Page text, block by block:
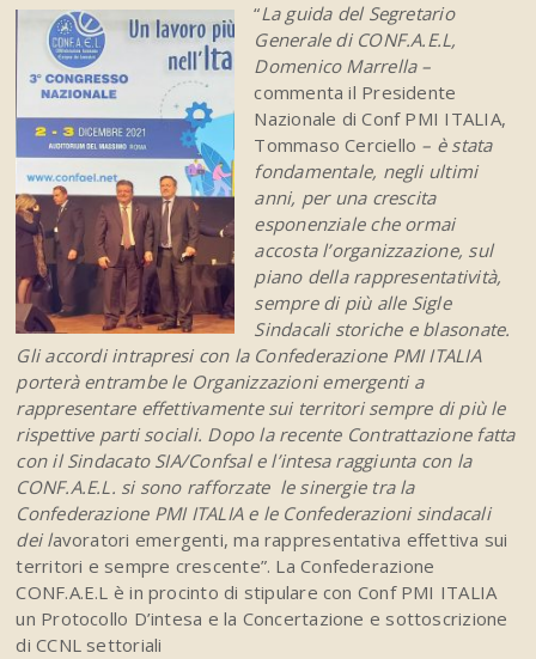
“La guida del Segretario
Generale di CONF.A.E.L,
Domenico Marrella –
commenta il Presidente
Nazionale di Conf PMI ITALIA,
Tommaso Cerciello – è stata
fondamentale, negli ultimi
anni, per una crescita
esponenziale che ormai
accosta l’organizzazione, sul
piano della rappresentatività,
sempre di più alle Sigle
Sindacali storiche e blasonate.
Gli accordi intrapresi con la Confederazione PMI ITALIA
porterà entrambe le Organizzazioni emergenti a
rappresentare effettivamente sui territori sempre di più le
rispettive parti sociali. Dopo la recente Contrattazione fatta
con il Sindacato SIA/Confsal e l’intesa raggiunta con la
CONF.A.E.L. si sono rafforzate le sinergie tra la
Confederazione PMI ITALIA e le Confederazioni sindacali
dei lavoratori emergenti, ma rappresentativa effettiva sui
territori e sempre crescente”. La Confederazione
CONF.A.E.L è in procinto di stipulare con Conf PMI ITALIA
un Protocollo D’intesa e la Concertazione e sottoscrizione
di CCNL settoriali